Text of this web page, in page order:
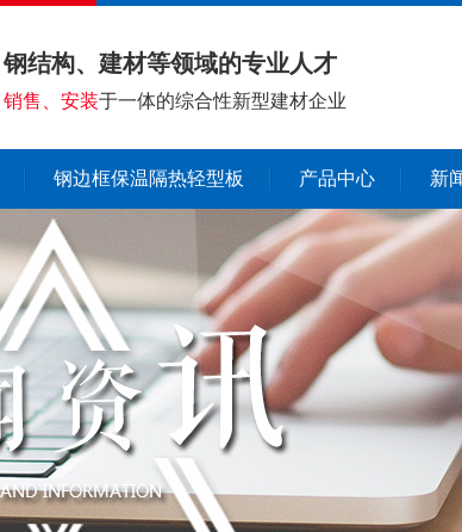
结构、建材等领域的专业人才
售、安装于一体的综合性新型建材企业
钢边框保温隔热轻型板 产品中心 新